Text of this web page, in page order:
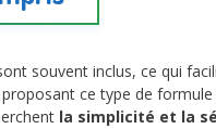
souvent inclus, ce qui
ce type de
la simplicité et la